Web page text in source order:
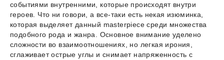
событиями внутренними, которые происходят внутри
героев. Что ни говори, а все-таки есть некая изюминка,
которая выделяет данный masterpiece среди множества
подобного рода и жанра. Основное внимание уделено
сложности во взаимоотношениях, но легкая ирония,
сглаживает острые углы и снимает напряженность с